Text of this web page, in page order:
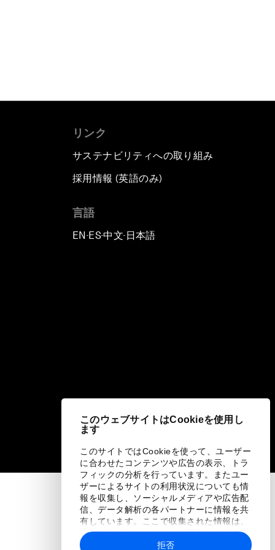
このウェブサイトはCookieを使用し
ます
このサイトではCookieを使って、ユーザー
に合わせたコンテンツや広告の表示、トラ
フィックの分析を行っています。またユー
ザーによるサイトの利用状況についても情
報を収集し、ソーシャルメディアや広告配
信、データ解析の各パートナーに情報を共
有しています。ここで収集された情報は、
ユーザーが各パートナーに提供した他の情
報や各パートナーのサービスを使用した際
拒否
リンク
サステナビリティへの取り組み
採用情報 (英語のみ)
言語
EN ▪ES▪中文▪ 日本語